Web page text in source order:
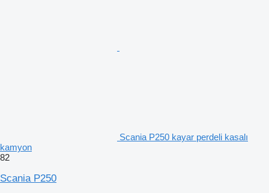
Scania P250 kayar perdeli kasalı
kamyon
82
Scania P250